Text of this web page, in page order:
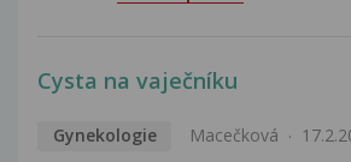
Cysta na vaječníku
Gynekologie Macečková